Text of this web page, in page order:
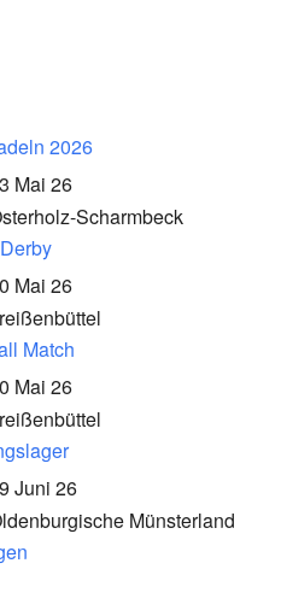
2026
Mai 26
Scharmbeck
Mai 26
Match
Mai 26
Juni 26
Münsterland